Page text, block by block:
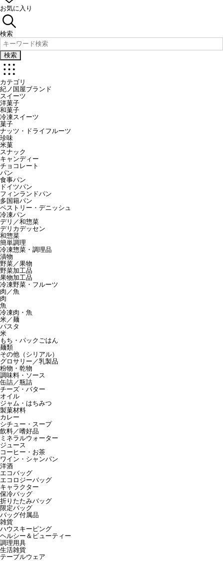
お気に入り
検索
検索
カテゴリ
紀ノ国屋ブランド
スイーツ
洋菓子
和菓子
冷凍スイーツ
菓子
ナッツ・ドライフルーツ
珍味
米菓
スナック
キャンディー
チョコレート
パン
食事パン
ドイツパン
フィンランドパン
多国籍パン
ペストリー・デニッシュ
冷凍パン
デリ／和惣菜
デリカデッセン
和惣菜
簡単調理
冷凍惣菜・調理品
漬物
野菜／果物
野菜加工品
果物加工品
冷凍野菜・フルーツ
肉／魚
肉
魚
冷凍肉・魚
米／麺
パスタ
米
もち・パックごはん
麺類
その他（シリアル）
グロサリー／乳製品
粉物・乾物
調味料・ソース
缶詰／瓶詰
チーズ・バター
オイル
ジャム・はちみつ
製菓材料
カレー
シチュー・スープ
飲料／嗜好品
ミネラルウォーター
ジュース
コーヒー・お茶
ワイン・シャンパン
洋酒
エコバッグ
エコロジーバッグ
キャラクター
保冷バッグ
折りたたみバッグ
限定バッグ
バッグ付属品
雑貨
ハウスキーピング
ヘルシー＆ビューティー
調理用具
生活雑貨
テーブルウェア